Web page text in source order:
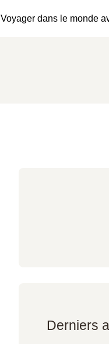
Voyager dans le monde
Derniers